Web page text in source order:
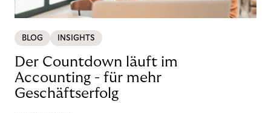
BLOG INSIGHTS
Der Countdown läuft im
Accounting - für mehr
Geschäftserfolg